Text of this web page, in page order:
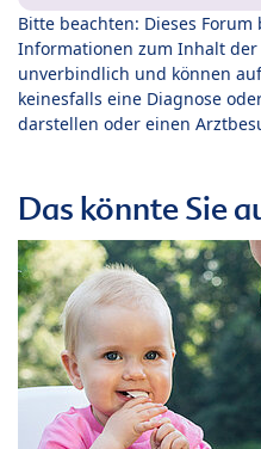
Bitte beachten: Dieses
Informationen zum Inhalt
unverbindlich und können
keinesfalls eine Diagnose
darstellen oder einen
Das könnte Sie